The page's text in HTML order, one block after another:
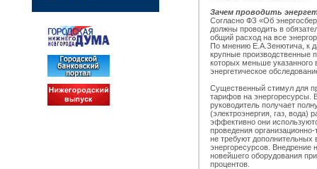
Зачем проводить
Согласно ФЗ «Об
должны проводить в
общий расход на все
По мнению Е.А.Зенютича, к
крупные производственные
которых меньше
энергетическое
Существенный стимул для
тарифов на энергоресурсы.
руководитель получает
(электроэнергия, газ, вода)
эффективно они
проведения
не требуют дополнительных
энергоресурсов. Внедрение
новейшего оборудования
процентов.